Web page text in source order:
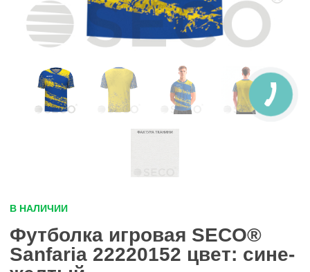
В НАЛИЧИИ
Футболка игровая SECO®
Sanfaria 22220152 цвет: сине-